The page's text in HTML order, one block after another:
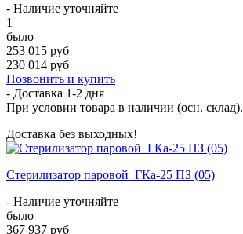
- Наличие уточняйте
1
было
253 015 руб
230 014 руб
Позвонить и купить
- Доставка 1-2 дня
При условии товара в наличии (осн. склад).
Доставка без выходных!
Стерилизатор паровой ГКа-25 ПЗ (05)
- Наличие уточняйте
было
367 937 руб